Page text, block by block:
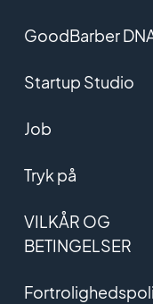
GoodBarber
Startup Studio
Job
Tryk på
VILKÅR OG
BETINGELSER